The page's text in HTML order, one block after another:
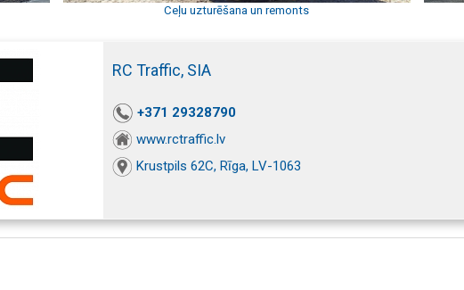
Ceļu uzturēšana un remonts
RC Traffic, SIA
+371 29328790
www.rctraffic.lv
Krustpils 62C, Rīga, LV-1063